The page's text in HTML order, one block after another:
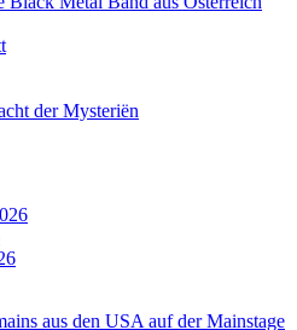
der Mysteriën